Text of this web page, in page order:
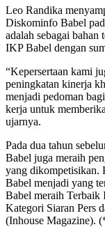
Leo Randika
Diskominfo Babel
adalah sebagai
IKP Babel dengan
“Kepersertaan kami
peningkatan kinerja
menjadi pedoman
kerja untuk
ujarnya.
Pada dua tahun
Babel juga meraih
yang dikompetisikan.
Babel menjadi yang
Babel meraih
Kategori Siaran Pers
(Inhouse Magazine).